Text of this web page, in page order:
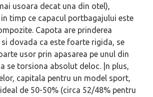
usoara decat una din otel),
timp ce capacul portbagajului este
Capota are prinderea
dovada ca este foarte rigida, se
usor prin apasarea pe unul din
se torsiona absolut deloc. |n plus,
capitala pentru un model sport,
de 50-50% (circa 52/48% pentru